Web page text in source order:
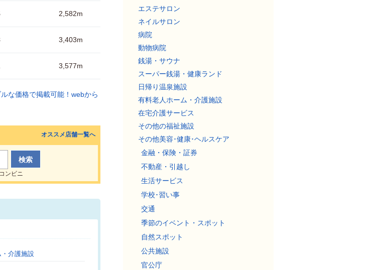
2,582m
3,403m
3,577m
ンビニ
オススメ店舗一覧へ
介護施設
エステサロン
ネイルサロン
病院
動物病院
銭湯・サウナ
スーパー銭湯・健康ランド
日帰り温泉施設
有料老人ホーム・介護施設
在宅介護サービス
その他の福祉施設
その他美容･健康･ヘルスケア
金融・保険・証券
不動産・引越し
生活サービス
学校･習い事
交通
季節のイベント・スポット
自然スポット
公共施設
官公庁